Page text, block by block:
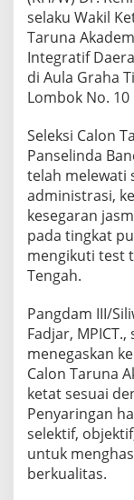
selaku Wakil
Taruna
Integratif
di Aula Graha
Lombok No.
Seleksi Calon
Panselinda
telah melewati
administrasi,
kesegaran
pada tingkat
mengikuti test
Tengah.
Pangdam III/
Fadjar,
menegaskan
Calon Taruna
ketat sesuai
Penyaringan
selektif,
untuk
berkualitas.